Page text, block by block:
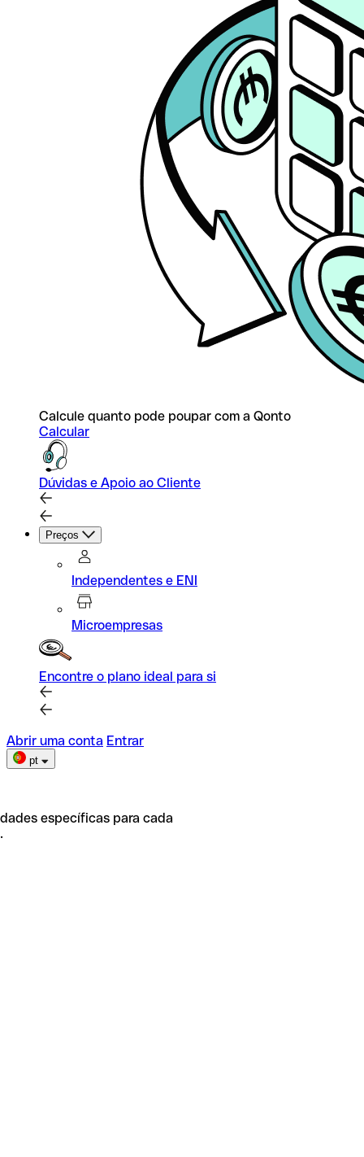
Calcule quanto pode poupar com a Qonto
Calcular
Dúvidas e Apoio ao Cliente
Preços
Independentes e ENI
Microempresas
Encontre o plano ideal para si
Abrir uma conta Entrar
pt
específicas para cada